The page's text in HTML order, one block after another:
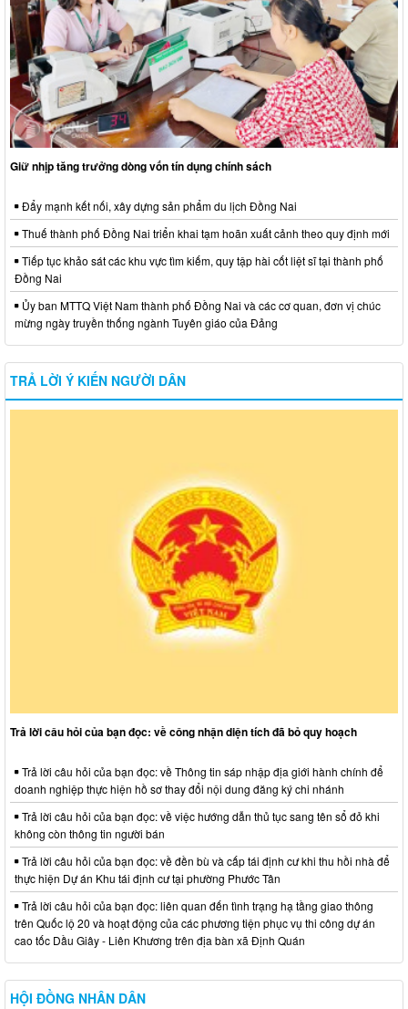
Giữ nhịp tăng trưởng dòng vốn tín dụng chính sách
Đẩy mạnh kết nối, xây dựng sản phẩm du lịch Đồng Nai
Thuế thành phố Đồng Nai triển khai tạm hoãn xuất cảnh theo quy định mới
Tiếp tục khảo sát các khu vực tìm kiếm, quy tập hài cốt liệt sĩ tại thành phố
Đồng Nai
Ủy ban MTTQ Việt Nam thành phố Đồng Nai và các cơ quan, đơn vị chúc
mừng ngày truyền thống ngành Tuyên giáo của Đảng
TRẢ LỜI Ý KIẾN NGƯỜI DÂN
Trả lời câu hỏi của bạn đọc: về công nhận diện tích đã bỏ quy hoạch
Trả lời câu hỏi của bạn đọc: về Thông tin sáp nhập địa giới hành chính để
doanh nghiệp thực hiện hồ sơ thay đổi nội dung đăng ký chi nhánh
Trả lời câu hỏi của bạn đọc: về việc hướng dẫn thủ tục sang tên sổ đỏ khi
không còn thông tin người bán
Trả lời câu hỏi của bạn đọc: về đền bù và cấp tái định cư khi thu hồi nhà để
thực hiện Dự án Khu tái định cư tại phường Phước Tân
Trả lời câu hỏi của bạn đọc: liên quan đến tình trạng hạ tầng giao thông
trên Quốc lộ 20 và hoạt động của các phương tiện phục vụ thi công dự án
cao tốc Dầu Giây - Liên Khương trên địa bàn xã Định Quán
HỘI ĐỒNG NHÂN DÂN